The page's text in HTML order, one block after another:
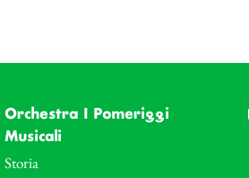
Orchestra I Pomeriggi
Musicali
Storia